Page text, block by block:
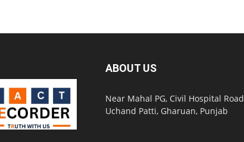
ABOUT US
Near Mahal PG, Civil Hospital Road
Uchand Patti, Gharuan, Punjab